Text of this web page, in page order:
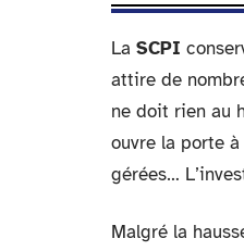
La SCPI
attire de
ne doit rien au
ouvre la porte
gérées…
Malgré la